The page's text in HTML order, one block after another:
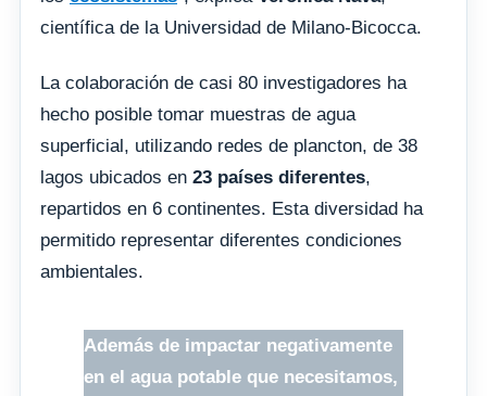
científica de la Universidad de Milano-Bicocca.
La colaboración de casi 80 investigadores ha
hecho posible tomar muestras de agua
superficial, utilizando redes de plancton, de 38
lagos ubicados en 23 países diferentes,
repartidos en 6 continentes. Esta diversidad ha
permitido representar diferentes condiciones
ambientales.
Además de impactar negativamente
en el agua potable que necesitamos,